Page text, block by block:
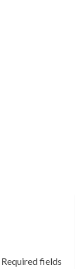
Required fields